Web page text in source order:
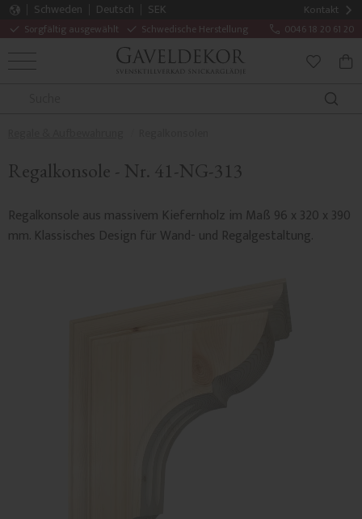
Kontakt
Sorgfältig ausgewählt Schwedische Herstellung 0046 18 20 61 20
Schweden Deutsch
SEK
MENÜ
Regalkonsole - Nr. 41-NG-313
Regalkonsole aus massivem Kiefernholz im Maß 96 x 320 x 390
mm. Klassisches Design für Wand- und Regalgestaltung.